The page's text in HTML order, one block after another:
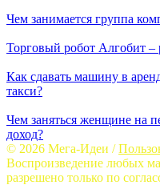
Чем занимается группа
Торговый робот Алгобит –
Как сдавать машину в
такси?
Чем заняться женщине на
доход?
© 2026 Мега-Идеи /
Воспроизведение любых
разрешено только по